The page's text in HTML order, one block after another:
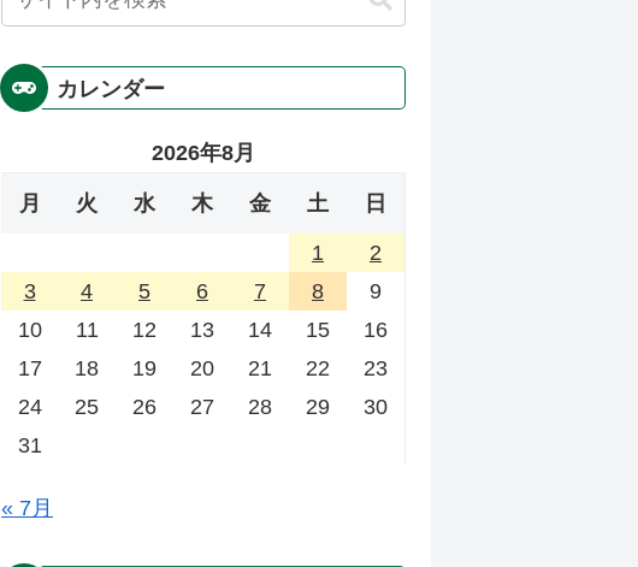
カレンダー
2026年8月
月 火 水 木 金 土 日
1
2
3
4 5 6 7 8
9
10
11 12 13 14 15
16
17
18 19 20 21 22
23
24
25 26 27 28 29
30
31
« 7月